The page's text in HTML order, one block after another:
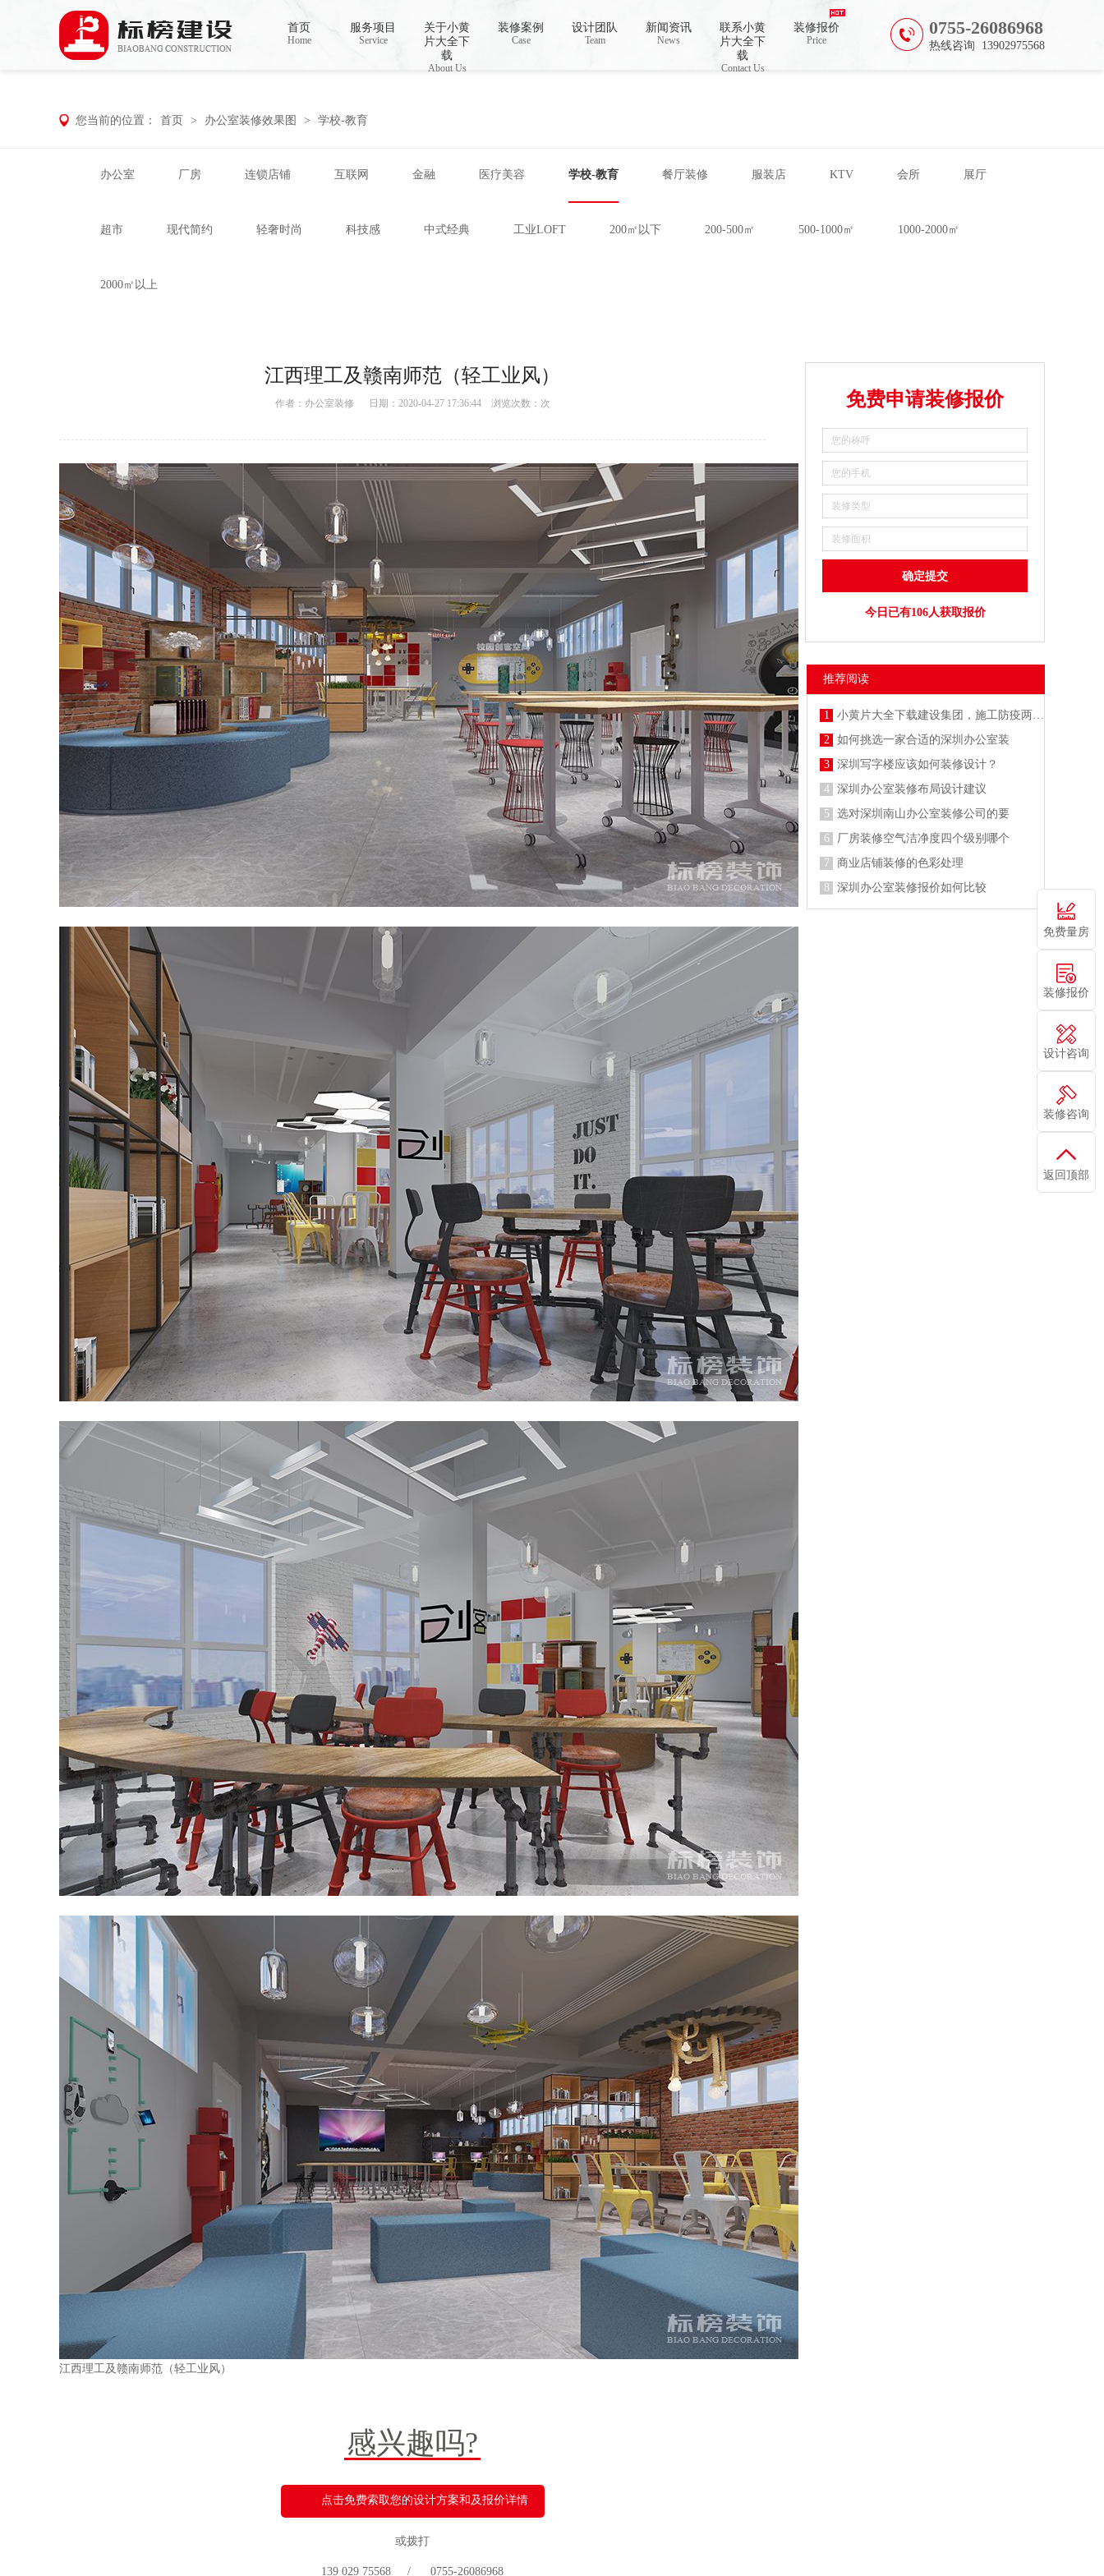
小黄片大全下载,小黄片应用下载,小黄片短视频,下载小黄片免费
0755-26086968
热线咨询 13902975568
首页
Home
服务项目
Service
关于小黄
片大全下
载
About Us
装修案例
Case
设计团队
Team
新闻资讯
News
联系小黄
片大全下
载
Contact Us
装修报价
Price
您当前的位置： 首页 > 办公室装修效果图 > 学校-教育
办公室 厂房 连锁店铺 互联网 金融 医疗美容 学校-教育 餐厅装修 服装店 KTV 会所 展厅
超市 现代简约 轻奢时尚 科技感 中式经典 工业LOFT 200㎡以下 200-500㎡ 500-1000㎡ 1000-2000㎡
2000㎡以上
江西理工及赣南师范（轻工业风）
作者： 办公室装修 日期：2020-04-27 17:36:44 浏览次数： 次
江西理工及赣南师范（轻工业风）
感兴趣吗?
点击免费索取您的设计方案和及报价详情
或拨打
139 029 75568 / 0755-26086968
免费申请装修报价
今日已有106人获取报价
推荐阅读
1
小黄片大全下载建设集团，施工防疫两不误
2
如何挑选一家合适的深圳办公室装
3
深圳写字楼应该如何装修设计？
4
深圳办公室装修布局设计建议
5
选对深圳南山办公室装修公司的要
6
厂房装修空气洁净度四个级别哪个
7
商业店铺装修的色彩处理
8
深圳办公室装修报价如何比较
免费量房
装修报价
设计咨询
装修咨询
返回顶部